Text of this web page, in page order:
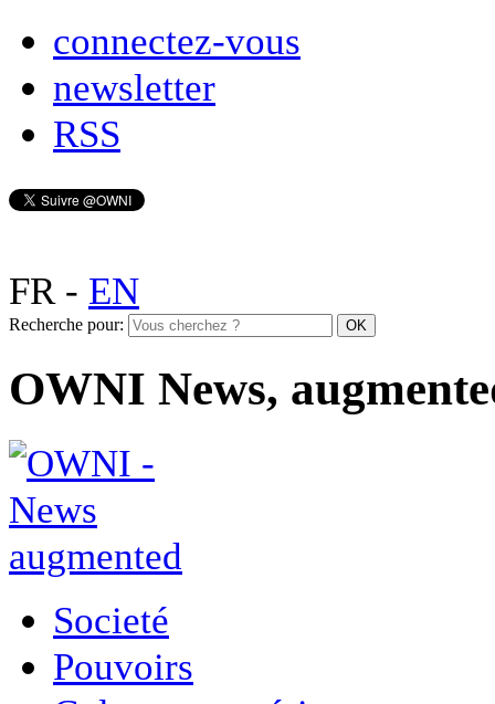
connectez-vous
newsletter
RSS
FR- EN
Recherche pour:
OWNI News,
Societé
Pouvoirs